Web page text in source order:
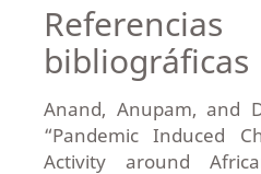
Referencias
bibliográficas
Anand, Anupam, and
“Pandemic Induced
Activity around